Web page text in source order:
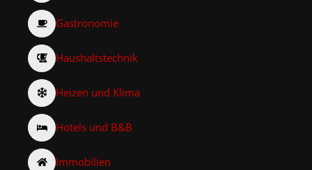
Gastronomie
Haushaltstechnik
Heizen und Klima
Hotels und B&B
Immobilien